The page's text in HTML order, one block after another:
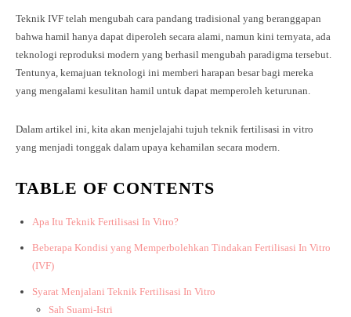
Teknik IVF telah mengubah cara pandang tradisional yang beranggapan
bahwa hamil hanya dapat diperoleh secara alami, namun kini ternyata, ada
teknologi reproduksi modern yang berhasil mengubah paradigma tersebut.
Tentunya, kemajuan teknologi ini memberi harapan besar bagi mereka
yang mengalami kesulitan hamil untuk dapat memperoleh keturunan.
Dalam artikel ini, kita akan menjelajahi tujuh teknik fertilisasi in vitro
yang menjadi tonggak dalam upaya kehamilan secara modern.
TABLE OF CONTENTS
Apa Itu Teknik Fertilisasi In Vitro?
Beberapa Kondisi yang Memperbolehkan Tindakan Fertilisasi In Vitro
(IVF)
Syarat Menjalani Teknik Fertilisasi In Vitro
Sah Suami-Istri